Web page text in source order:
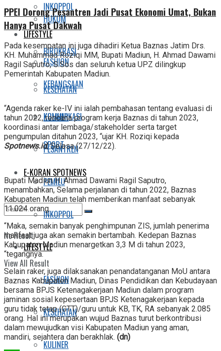
INKOPPOL
LIFESTYLE
FASHION
KESEHATAN
KULINER
SPORT
E-KORAN SPOTNEWS
No Result
View All Result
HUKUM
BIROKRASI
KEBANGSAAN
KOMUNIKASI
PESANTREN
PEMILU
INKOPPOL
LIFESTYLE
FASHION
KESEHATAN
KULINER
PPEI Dorong Pesantren Jadi Pusat Ekonomi Umat, Bukan
Hanya Pusat Dakwah
Pada kesempatan ini juga dihadiri Ketua Baznas Jatim Drs.
KH. Muhammad Roziqi MM, Bupati Madiun, H. Ahmad Dawami
Ragil Saputro, S.Sos dan seluruh ketua UPZ dilingkup
Pemerintah Kabupaten Madiun.
“Agenda raker ke-IV ini ialah pembahasan tentang evaluasi di
tahun 2022, rencana program kerja Baznas di tahun 2023,
koordinasi antar lembaga/stakeholder serta target
pengumpulan ditahun 2023, “ujar KH. Roziqi kepada
Spotnews.id, Selasa (27/12/22).
Bupati Madiun H. Ahmad Dawami Ragil Saputro,
menambahkan, Selama perjalanan di tahun 2022, Baznas
Kabupaten Madiun telah memberikan manfaat sebanyak
11.024 orang.
“Maka, semakin banyak penghimpunan ZIS, jumlah penerima
manfaat juga akan semakin bertambah. Kedepan Baznas
Kabupaten Madiun menargetkan 3,3 M di tahun 2023,
“tegangnya.
Selain raker, juga dilaksanakan penandatanganan MoU antara
Baznas Kabupaten Madiun, Dinas Pendidikan dan Kebudayaan
bersama BPJS Ketenagakerjaan Madiun dalam program
jaminan sosial kepesertaan BPJS Ketenagakerjaan kepada
guru tidak tetap (GTT)/guru untuk KB, TK, RA sebanyak 2.085
orang. Hal ini merupakan wujud Baznas turut berkontribusi
dalam mewujudkan visi Kabupaten Madiun yang aman,
mandiri, sejahtera dan berakhlak. (dn)